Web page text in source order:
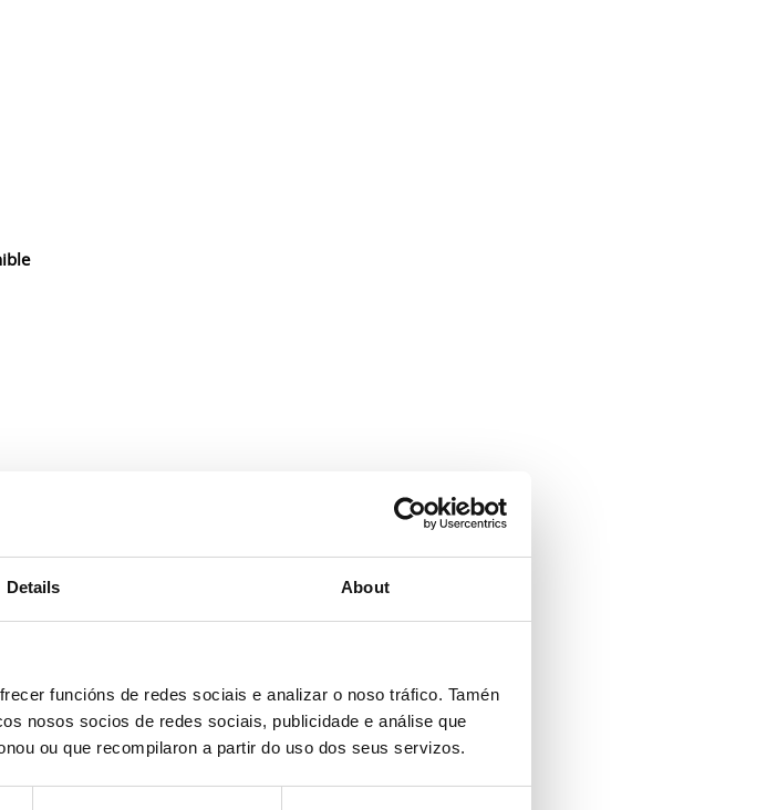
Details About
funcións de redes sociais e analizar o noso tráfico. Tamén
nosos socios de redes sociais, publicidade e análise que
ou que recompilaron a partir do uso dos seus servizos.
Social